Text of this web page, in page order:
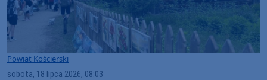
Powiat Kościerski
sobota, 18 lipca 2026, 08:03